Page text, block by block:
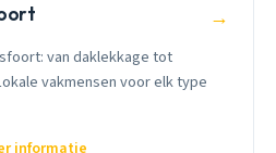
→
van daklekkage tot
vakmensen voor elk type
informatie